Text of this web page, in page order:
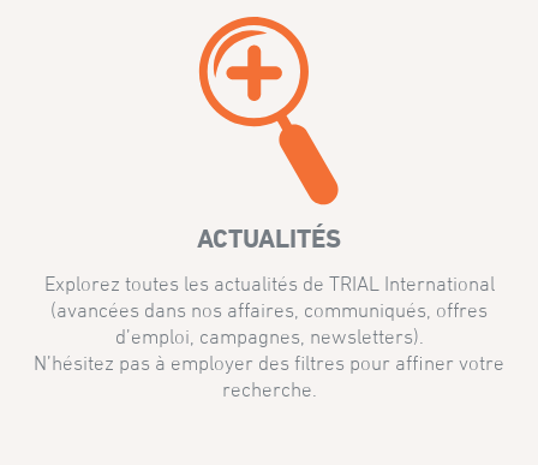
ACTUALITÉS
Explorez toutes les actualités de TRIAL International
(avancées dans nos affaires, communiqués, offres
d’emploi, campagnes, newsletters).
N’hésitez pas à employer des filtres pour affiner votre
recherche.